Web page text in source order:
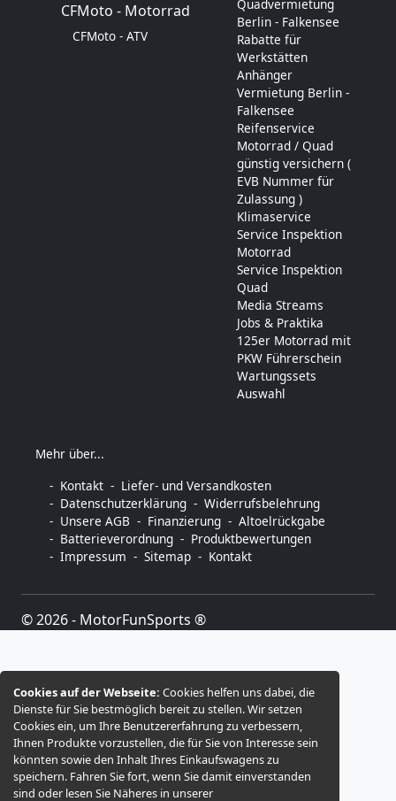
Cookies auf der Webseite:Cookies helfen uns dabei, die
Dienste für Sie bestmöglich bereit zu stellen. Wir setzen
Cookies ein, um Ihre Benutzererfahrung zu verbessern,
Ihnen Produkte vorzustellen, die für Sie von Interesse sein
könnten sowie den Inhalt Ihres Einkaufswagens zu
speichern. Fahren Sie fort, wenn Sie damit einverstanden
sind oder lesen Sie Näheres in unserer
CFMoto - Motorrad
CFMoto - ATV
Quadvermietung
Berlin - Falkensee
Rabatte für
Werkstätten
Anhänger
Vermietung Berlin -
Falkensee
Reifenservice
Motorrad / Quad
günstig versichern (
EVB Nummer für
Zulassung )
Klimaservice
Service Inspektion
Motorrad
Service Inspektion
Quad
Media Streams
Jobs & Praktika
125er Motorrad mit
PKW Führerschein
Wartungssets
Auswahl
Mehr über...
Kontakt
Liefer- und Versandkosten
Datenschutzerklärung
Widerrufsbelehrung
Unsere AGB
Finanzierung
Altoelrückgabe
Batterieverordnung
Produktbewertungen
Impressum
Sitemap Kontakt
© 2026 - MotorFunSports ®